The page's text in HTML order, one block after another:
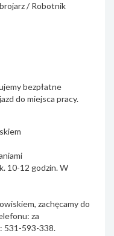
/ Robotnik
bezpłatne
do miejsca pracy.
10-12 godzin. W
zachęcamy do
za
531-593-338.